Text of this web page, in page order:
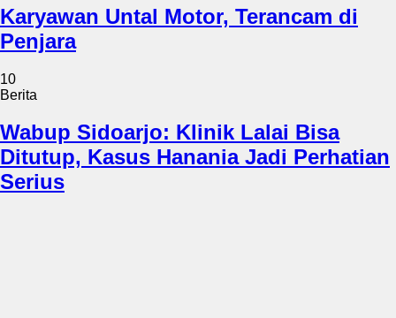
Karyawan Untal Motor, Terancam di
Penjara
10
Berita
Wabup Sidoarjo: Klinik Lalai Bisa
Ditutup, Kasus Hanania Jadi Perhatian
Serius